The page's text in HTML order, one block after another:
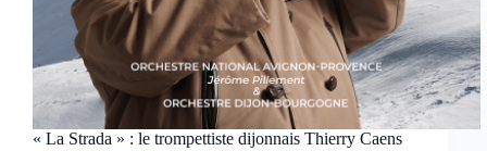
« La Strada » : le trompettiste dijonnais Thierry Caens